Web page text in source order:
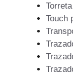
Touch